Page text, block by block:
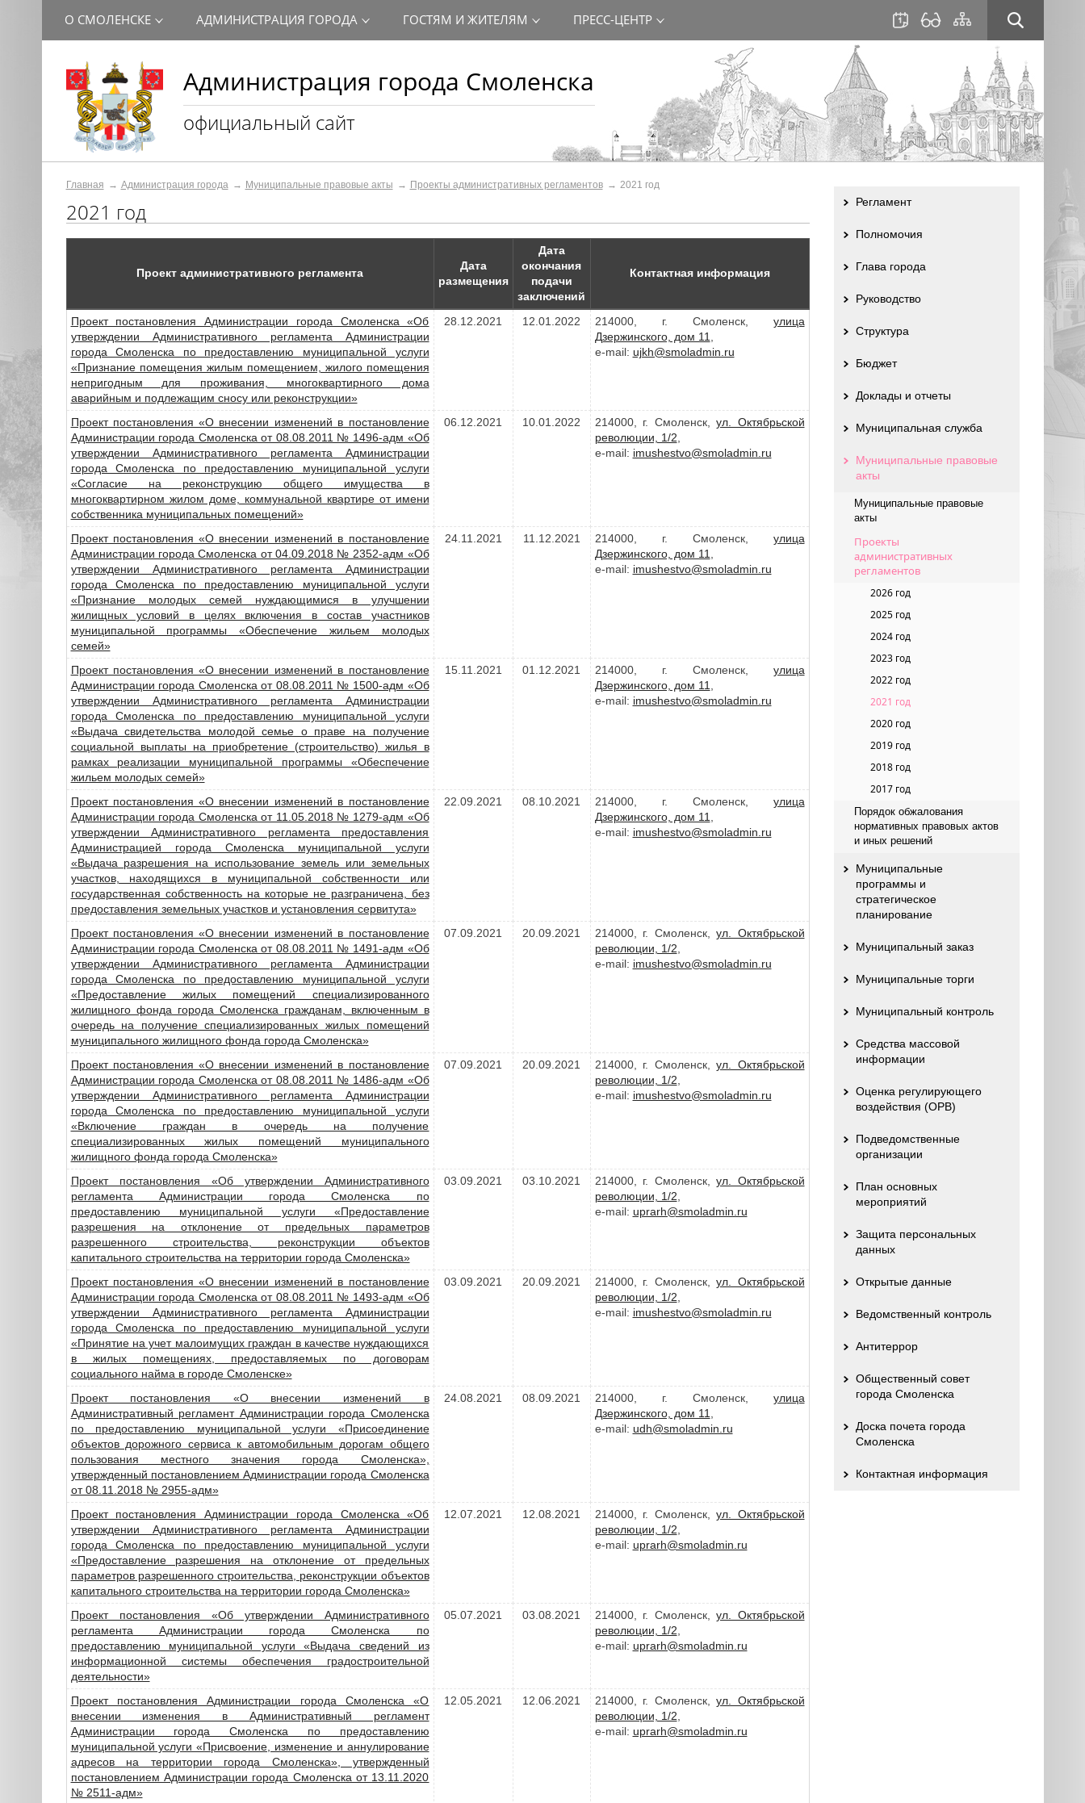
Администрация города Смоленска
официальный сайт
О СМОЛЕНСКЕ АДМИНИСТРАЦИЯ ГОРОДА ГОСТЯМ И ЖИТЕЛЯМ ПРЕСС-ЦЕНТР
Главная Администрация города Муниципальные правовые акты Проекты административных регламентов 2021 год
2021 год
Проект административного регламента
Дата
размещения
Дата
окончания
подачи
заключений
Контактная информация
Проект постановления Администрации города Смоленска «Об
утверждении Административного регламента Администрации
города Смоленска по предоставлению муниципальной услуги
«Признание помещения жилым помещением, жилого помещения
непригодным для проживания, многоквартирного дома
аварийным и подлежащим сносу или реконструкции»
28.12.2021 12.01.2022 214000, г. Смоленск, улица
Дзержинского, дом 11
e-mail: ujkh@smoladmin.ru
Проект постановления «О внесении изменений в постановление
Администрации города Смоленска от 08.08.2011 № 1496-адм «Об
утверждении Административного регламента Администрации
города Смоленска по предоставлению муниципальной услуги
«Согласие на реконструкцию общего имущества в
многоквартирном жилом доме, коммунальной квартире от имени
собственника муниципальных помещений»
06.12.2021 10.01.2022 214000, г. Смоленск, ул. Октябрьской
революции, 1/2
e-mail: imushestvo@smoladmin.ru
Проект постановления «О внесении изменений в постановление
Администрации города Смоленска от 04.09.2018 № 2352-адм «Об
утверждении Административного регламента Администрации
города Смоленска по предоставлению муниципальной услуги
«Признание молодых семей нуждающимися в улучшении
жилищных условий в целях включения в состав участников
муниципальной программы «Обеспечение жильем молодых
семей»
24.11.2021 11.12.2021 214000, г. Смоленск, улица
Дзержинского, дом 11
e-mail: imushestvo@smoladmin.ru
Проект постановления «О внесении изменений в постановление
Администрации города Смоленска от 08.08.2011 № 1500-адм «Об
утверждении Административного регламента Администрации
города Смоленска по предоставлению муниципальной услуги
«Выдача свидетельства молодой семье о праве на получение
социальной выплаты на приобретение (строительство) жилья в
рамках реализации муниципальной программы «Обеспечение
жильем молодых семей»
15.11.2021 01.12.2021 214000, г. Смоленск, улица
Дзержинского, дом 11
e-mail: imushestvo@smoladmin.ru
Проект постановления «О внесении изменений в постановление
Администрации города Смоленска от 11.05.2018 № 1279-адм «Об
утверждении Административного регламента предоставления
Администрацией города Смоленска муниципальной услуги
«Выдача разрешения на использование земель или земельных
участков, находящихся в муниципальной собственности или
государственная собственность на которые не разграничена, без
предоставления земельных участков и установления сервитута»
22.09.2021 08.10.2021 214000, г. Смоленск, улица
Дзержинского, дом 11
e-mail: imushestvo@smoladmin.ru
Проект постановления «О внесении изменений в постановление
Администрации города Смоленска от 08.08.2011 № 1491-адм «Об
утверждении Административного регламента Администрации
города Смоленска по предоставлению муниципальной услуги
«Предоставление жилых помещений специализированного
жилищного фонда города Смоленска гражданам, включенным в
очередь на получение специализированных жилых помещений
муниципального жилищного фонда города Смоленска»
07.09.2021 20.09.2021 214000, г. Смоленск, ул. Октябрьской
революции, 1/2
e-mail: imushestvo@smoladmin.ru
Проект постановления «О внесении изменений в постановление
Администрации города Смоленска от 08.08.2011 № 1486-адм «Об
утверждении Административного регламента Администрации
города Смоленска по предоставлению муниципальной услуги
«Включение граждан в очередь на получение
специализированных жилых помещений муниципального
жилищного фонда города Смоленска»
07.09.2021 20.09.2021 214000, г. Смоленск, ул. Октябрьской
революции, 1/2
e-mail: imushestvo@smoladmin.ru
Проект постановления «Об утверждении Административного
регламента Администрации города Смоленска по
предоставлению муниципальной услуги «Предоставление
разрешения на отклонение от предельных параметров
разрешенного строительства, реконструкции объектов
капитального строительства на территории города Смоленска»
03.09.2021 03.10.2021 214000, г. Смоленск, ул. Октябрьской
революции, 1/2
e-mail: uprarh@smoladmin.ru
Проект постановления «О внесении изменений в постановление
Администрации города Смоленска от 08.08.2011 № 1493-адм «Об
утверждении Административного регламента Администрации
города Смоленска по предоставлению муниципальной услуги
«Принятие на учет малоимущих граждан в качестве нуждающихся
в жилых помещениях, предоставляемых по договорам
социального найма в городе Смоленске»
03.09.2021 20.09.2021 214000, г. Смоленск, ул. Октябрьской
революции, 1/2
e-mail: imushestvo@smoladmin.ru
Проект постановления «О внесении изменений в
Административный регламент Администрации города Смоленска
по предоставлению муниципальной услуги «Присоединение
объектов дорожного сервиса к автомобильным дорогам общего
пользования местного значения города Смоленска»,
утвержденный постановлением Администрации города Смоленска
от 08.11.2018 № 2955-адм»
24.08.2021 08.09.2021 214000, г. Смоленск, улица
Дзержинского, дом 11
e-mail: udh@smoladmin.ru
Проект постановления Администрации города Смоленска «Об
утверждении Административного регламента Администрации
города Смоленска по предоставлению муниципальной услуги
«Предоставление разрешения на отклонение от предельных
параметров разрешенного строительства, реконструкции объектов
капитального строительства на территории города Смоленска»
12.07.2021 12.08.2021 214000, г. Смоленск, ул. Октябрьской
революции, 1/2
e-mail: uprarh@smoladmin.ru
Проект постановления «Об утверждении Административного
регламента Администрации города Смоленска по
предоставлению муниципальной услуги «Выдача сведений из
информационной системы обеспечения градостроительной
деятельности»
05.07.2021 03.08.2021 214000, г. Смоленск, ул. Октябрьской
революции, 1/2
e-mail: uprarh@smoladmin.ru
Проект постановления Администрации города Смоленска «О
внесении изменения в Административный регламент
Администрации города Смоленска по предоставлению
муниципальной услуги «Присвоение, изменение и аннулирование
адресов на территории города Смоленска», утвержденный
постановлением Администрации города Смоленска от 13.11.2020
№ 2511-адм»
12.05.2021 12.06.2021 214000, г. Смоленск, ул. Октябрьской
революции, 1/2
e-mail: uprarh@smoladmin.ru
Регламент
Полномочия
Глава города
Руководство
Структура
Бюджет
Доклады и отчеты
Муниципальная служба
Муниципальные правовые
акты
Муниципальные правовые
акты
Проекты
административных
регламентов
2026 год
2025 год
2024 год
2023 год
2022 год
2021 год
2020 год
2019 год
2018 год
2017 год
Порядок обжалования
нормативных правовых актов
и иных решений
Муниципальные
программы и
стратегическое
планирование
Муниципальный заказ
Муниципальные торги
Муниципальный контроль
Средства массовой
информации
Оценка регулирующего
воздействия (ОРВ)
Подведомственные
организации
План основных
мероприятий
Защита персональных
данных
Открытые данные
Ведомственный контроль
Антитеррор
Общественный совет
города Смоленска
Доска почета города
Смоленска
Контактная информация